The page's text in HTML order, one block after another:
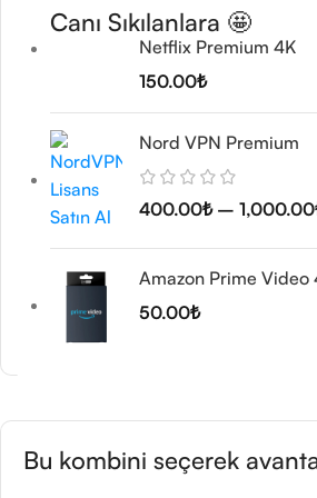
Canı Sıkılanlara 🤩
Netflix Premium 4K
150.00₺
Nord VPN Premium
400.00₺ – 1,000.00
Amazon Prime Video
50.00₺
Bu kombini seçerek